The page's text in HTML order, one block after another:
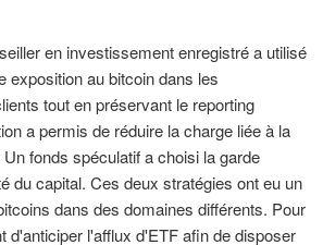
en investissement enregistré a utilisé
exposition au bitcoin dans les
tout en préservant le reporting
a permis de réduire la charge liée à la
fonds spéculatif a choisi la garde
du capital. Ces deux stratégies ont eu un
dans des domaines différents. Pour
d'anticiper l'afflux d'ETF afin de disposer